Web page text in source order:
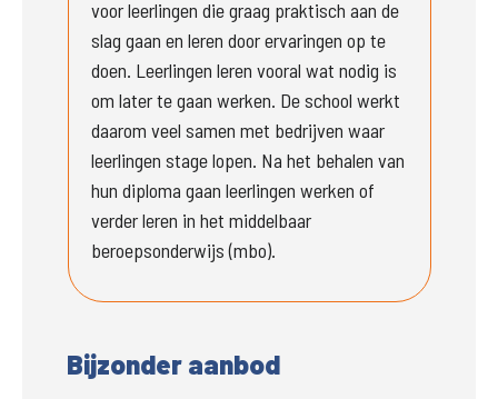
voor leerlingen die graag praktisch aan de
slag gaan en leren door ervaringen op te
doen. Leerlingen leren vooral wat nodig is
om later te gaan werken. De school werkt
daarom veel samen met bedrijven waar
leerlingen stage lopen. Na het behalen van
hun diploma gaan leerlingen werken of
verder leren in het middelbaar
beroepsonderwijs (mbo).
Bijzonder aanbod